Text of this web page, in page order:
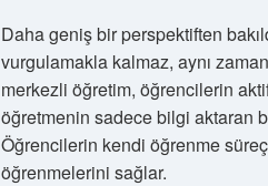
Daha geniş bir perspektiften
vurgulamakla kalmaz, aynı
merkezli öğretim, öğrencilerin
öğretmenin sadece bilgi aktaran
Öğrencilerin kendi öğrenme
öğrenmelerini sağlar.